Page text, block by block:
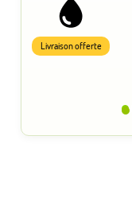
Livraison offerte